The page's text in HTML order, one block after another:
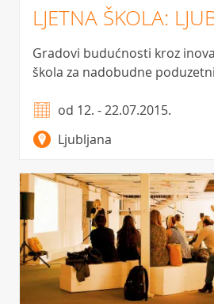
LJETNA ŠKOLA:
Gradovi budućnosti kroz
škola za nadobudne
od 12. - 22.07.2015.
Ljubljana